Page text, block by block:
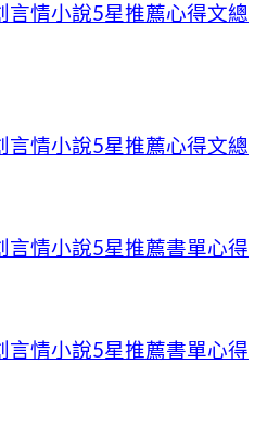
言情小說5星推薦心得文總
言情小說5星推薦心得文總
言情小說5星推薦書單心得
言情小說5星推薦書單心得